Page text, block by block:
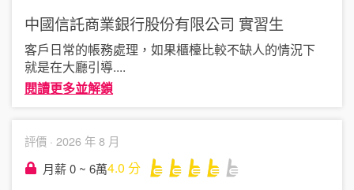
中國信託商業銀行股份有限公司 實習生
客戶日常的帳務處理，如果櫃檯比較不缺人的情況下
就是在大廳引導....
閱讀更多並解鎖
評價 · 2026 年 8 月
月薪 0 ~ 6萬4.0 分